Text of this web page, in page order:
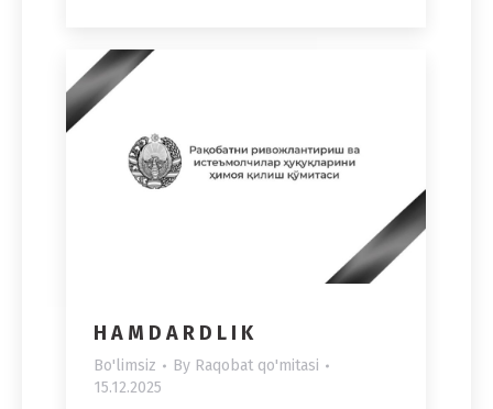
H A M D A R D L I K
Bo'limsiz By Raqobat qo'mitasi
15.12.2025